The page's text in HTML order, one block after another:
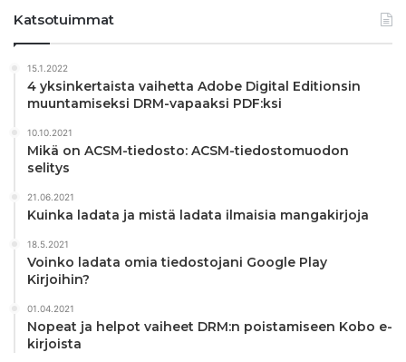
Katsotuimmat
15.1.2022
4 yksinkertaista vaihetta Adobe Digital Editionsin
muuntamiseksi DRM-vapaaksi PDF:ksi
10.10.2021
Mikä on ACSM-tiedosto: ACSM-tiedostomuodon
selitys
21.06.2021
Kuinka ladata ja mistä ladata ilmaisia ​​mangakirjoja
18.5.2021
Voinko ladata omia tiedostojani Google Play
Kirjoihin?
01.04.2021
Nopeat ja helpot vaiheet DRM:n poistamiseen Kobo e-
kirjoista